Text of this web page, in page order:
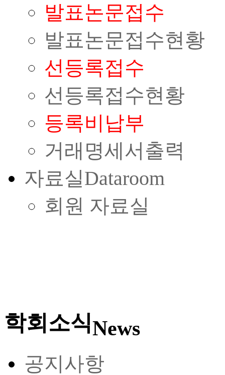
발표논문접수
발표논문접수현황
선등록접수
선등록접수현황
등록비납부
거래명세서출력
자료실Dataroom
회원 자료실
학회소식News
공지사항